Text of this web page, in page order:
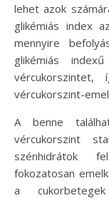
lehet azok
glikémiás index
mennyire
glikémiás
vércukorszint-
A benne
vércukorszint
szénhidrátok
fokozatosan
a